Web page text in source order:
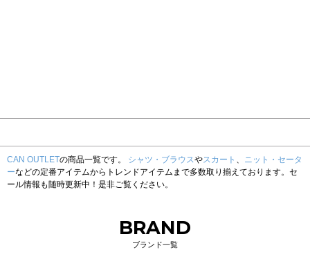
CAN OUTLETの商品一覧です。 シャツ・ブラウスやスカート 、 ニット・セータ
ーなどの定番アイテムからトレンドアイテムまで多数取り揃えております。セ
ール情報も随時更新中！是非ご覧ください。
BRAND
ブランド一覧